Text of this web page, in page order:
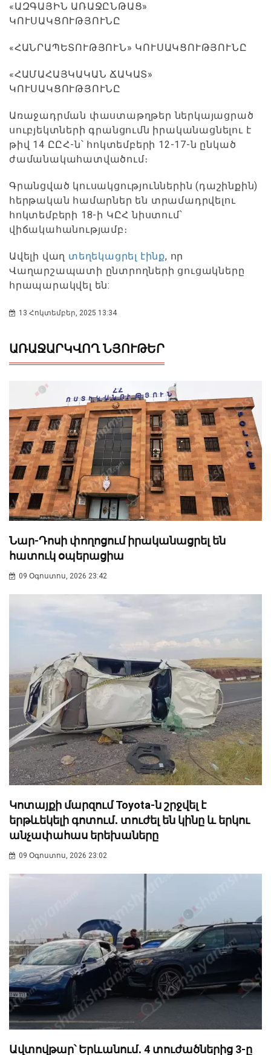
«ԱԶԳԱՅԻՆ ԱՌԱՋԸՆԹԱՑ»
ԿՈՒՍԱԿՑՈՒԹՅՈՒՆԸ
«ՀԱՆՐԱՊԵՏՈՒԹՅՈՒՆ» ԿՈՒՍԱԿՑՈՒԹՅՈՒՆԸ
«ՀԱՄԱՀԱՅԿԱԿԱՆ ՃԱԿԱՏ»
ԿՈՒՍԱԿՑՈՒԹՅՈՒՆԸ
Առաջադրման փաստաթղթեր ներկայացրած
սուբյեկտների գրանցումն իրականացնելու է
թիվ 14 ԸԸՀ-ն՝ հոկտեմբերի 12-17-ն ընկած
ժամանակահատվածում։
Գրանցված կուսակցություններին (դաշինքին)
հերթական համարներ են տրամադրվելու
հոկտեմբերի 18-ի ԿԸՀ նիստում՝
վիճակահանությամբ։
Ավելի վաղ տեղեկացրել էինք, որ
Վաղարշապատի ընտրողների ցուցակները
հրապարակվել են:
13 Հոկտեմբեր, 2025 13:34
ԱՌԱՋԱՐԿՎՈՂ ՆՅՈՒԹԵՐ
Նար-Դոսի փողոցում իրականացրել են
հատուկ օպերացիա
09 Օգոստոս, 2026 23:42
Կոտայքի մարզում Toyota-ն շրջվել է
երթևեկելի գոտում․ տուժել են կինը և երկու
անչափահաս երեխաները
09 Օգոստոս, 2026 23:02
Ավտովթար՝ Երևանում․ 4 տուժածներից 3-ը